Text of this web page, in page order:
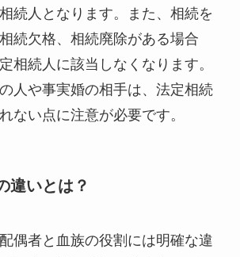
続人となります。また、相続を
続欠格、相続廃除がある場合
相続人に該当しなくなります。
人や事実婚の相手は、法定相続
ない点に注意が必要です。
違いとは？
偶者と血族の役割には明確な違